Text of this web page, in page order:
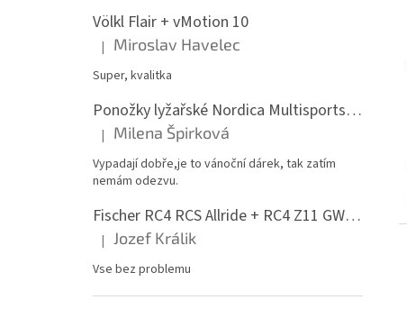
Völkl Flair + vMotion 10
Hodnocení produktu je 5 z 5 hvězdiček.
| Miroslav Havelec
Super, kvalitka
Ponožky lyžařské Nordica Multisports Winter dvojbalení
Hodnocení produktu je 5 z 5 hvězdiček.
| Milena Špirková
Vypadají dobře,je to vánoční dárek, tak zatím
nemám odezvu.
Fischer RC4 RCS Allride + RC4 Z11 GW PR
Hodnocení produktu je 5 z 5 hvězdiček.
| Jozef Králik
Vse bez problemu